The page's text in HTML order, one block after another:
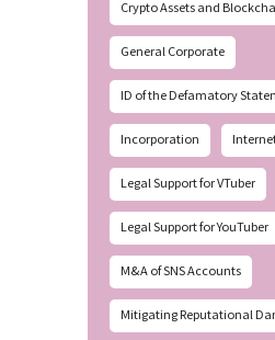
Crypto Assets and
General Corporate
ID of the Defamatory
Incorporation
Legal Support for VTuber
Legal Support for YouTuber
M&A of SNS Accounts
Mitigating Reputational